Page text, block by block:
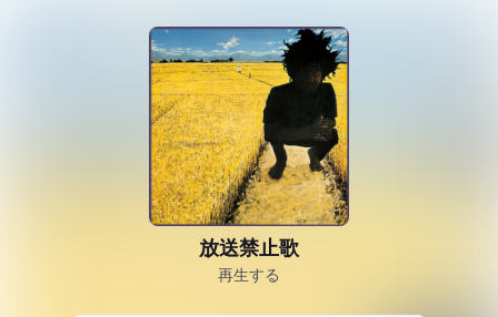
放送禁止歌
再生する